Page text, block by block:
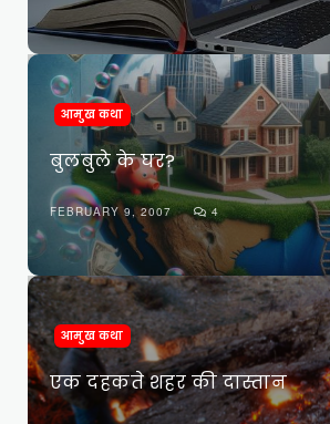
आमुख कथा
बुलबुले के घर?
FEBRUARY 9, 2007 4
आमुख कथा
एक दहकते शहर की दास्तान